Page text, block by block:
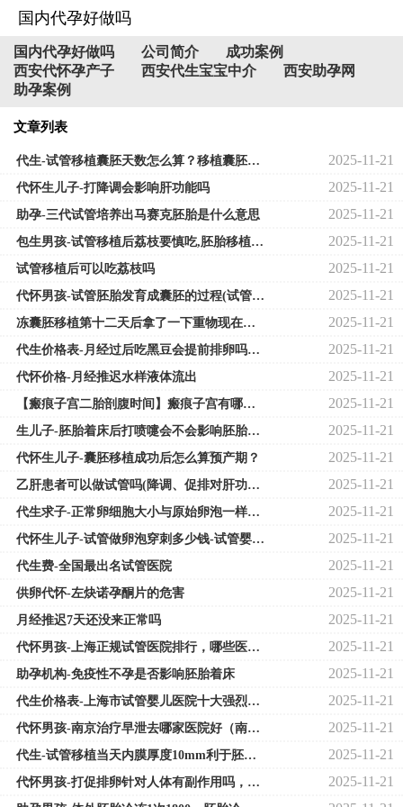
国内代孕好做吗
国内代孕好做吗 公司简介
成功案例
西安代怀孕产子
西安代生宝宝中介
西安助孕网
助孕案例
文章列表
代生-试管移植囊胚天数怎么算？移植囊胚怎么算怀孕多少天？ 2025-11-21
代怀生儿子-打降调会影响肝功能吗 2025-11-21
助孕-三代试管培养出马赛克胚胎是什么意思 2025-11-21
包生男孩-试管移植后荔枝要慎吃,胚胎移植后能不能吃荔枝 2025-11-21
试管移植后可以吃荔枝吗 2025-11-21
代怀男孩-试管胚胎发育成囊胚的过程(试管胚胎养成囊胚的比例) 2025-11-21
冻囊胚移植第十二天后拿了一下重物现在腰酸要不要紧? 2025-11-21
代生价格表-月经过后吃黑豆会提前排卵吗（月经干净后吃黑豆能促进排卵吗） 2025-11-21
代怀价格-月经推迟水样液体流出 2025-11-21
【瘢痕子宫二胎剖腹时间】瘢痕子宫有哪些症状？瘢痕子宫二胎注意事项？ 2025-11-21
生儿子-胚胎着床后打喷嚏会不会影响胚胎，腹部用力过猛容易导致着床失败。 2025-11-21
代怀生儿子-囊胚移植成功后怎么算预产期？ 2025-11-21
乙肝患者可以做试管吗(降调、促排对肝功能的影响) 2025-11-21
代生求子-正常卵细胞大小与原始卵泡一样大吗？ 2025-11-21
代怀生儿子-试管做卵泡穿刺多少钱-试管婴儿卵泡穿刺疼吗 2025-11-21
代生费-全国最出名试管医院 2025-11-21
供卵代怀-左炔诺孕酮片的危害 2025-11-21
月经推迟7天还没来正常吗 2025-11-21
代怀男孩-上海正规试管医院排行，哪些医院值得推荐？ 2025-11-21
助孕机构-免疫性不孕是否影响胚胎着床 2025-11-21
代生价格表-上海市试管婴儿医院十大强烈推荐 2025-11-21
代怀男孩-南京治疗早泄去哪家医院好（南京治阳痿早泄哪家医院好） 2025-11-21
代生-试管移植当天内膜厚度10mm利于胚胎着床吗？ 2025-11-21
代怀男孩-打促排卵针对人体有副作用吗，打促排卵针有危害吗 2025-11-21